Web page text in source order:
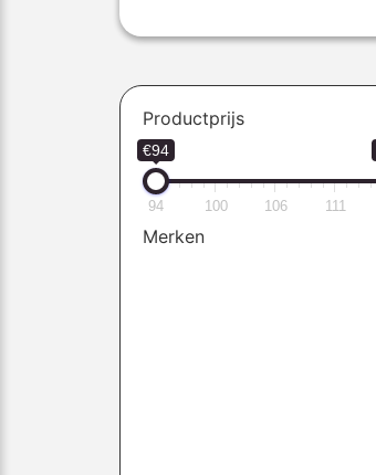
Productprijs
€94
94 100 106 111
Merken